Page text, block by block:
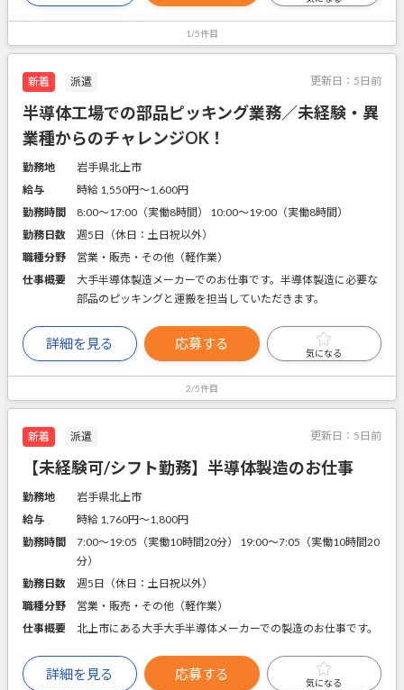
1/5件目
新着 派遣 更新日： 5日前
半導体工場での部品ピッキング業務／未経験・異
業種からのチャレンジOK！
勤務地
岩手県北上市
給与
時給 1,550円〜1,600円
勤務時間
8:00～17:00（実働8時間） 10:00～19:00（実働8時間）
勤務日数
週5日（休日：土日祝以外）
職種分野
営業・販売・その他（軽作業）
仕事概要
大手半導体製造メーカーでのお仕事です。半導体製造に必要な
部品のピッキングと運搬を担当していただきます。
詳細を見る 応募する
気になる
2/5件目
新着 派遣 更新日： 5日前
【未経験可/シフト勤務】半導体製造のお仕事
勤務地
岩手県北上市
給与
時給 1,760円〜1,800円
勤務時間
7:00～19:05（実働10時間20分） 19:00～7:05（実働10時間20
分）
勤務日数
週5日（休日：土日祝以外）
職種分野
営業・販売・その他（軽作業）
仕事概要
北上市にある大手大手半導体メーカーでの製造のお仕事です。
詳細を見る 応募する
気になる